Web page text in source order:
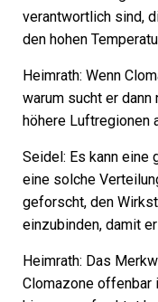
verantwortlich sind,
den hohen
Heimrath: Wenn
warum sucht er
höhere Luftregionen
Seidel: Es kann eine
eine solche
geforscht, den
einzubinden, damit
Heimrath: Das
Clomazone offenbar